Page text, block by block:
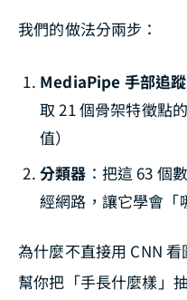
我們的做法分兩步：
MediaPipe 手部追蹤
取 21 個骨架特徵點
值）
分類器 ：把這 63 個
經網路，讓它學會「
為什麼不直接用 CNN
幫你把「手長什麼樣」